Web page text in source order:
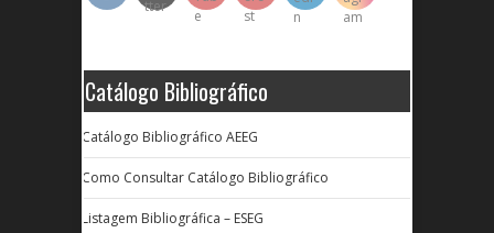
Catálogo Bibliográfico
Catálogo Bibliográfico AEEG
Como Consultar Catálogo Bibliográfico
Listagem Bibliográfica – ESEG